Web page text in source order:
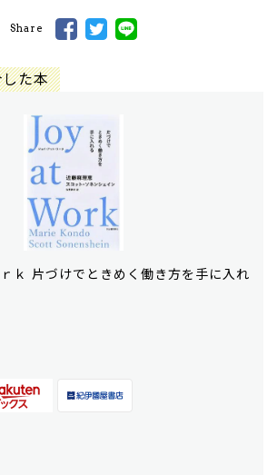
Share
た本
ｋ 片づけでときめく働き方を手に入れ